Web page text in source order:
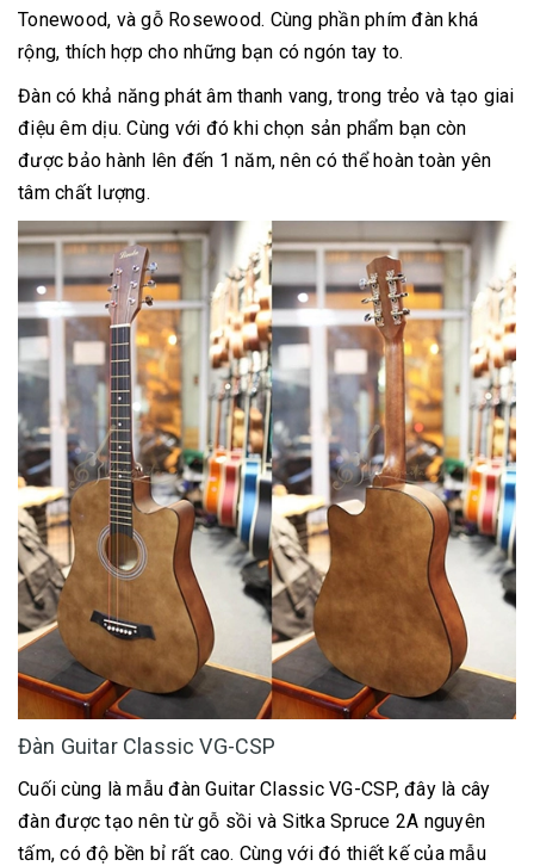
Tonewood, và gỗ Rosewood. Cùng phần phím đàn khá
rộng, thích hợp cho những bạn có ngón tay to.
Đàn có khả năng phát âm thanh vang, trong trẻo và tạo giai
điệu êm dịu. Cùng với đó khi chọn sản phẩm bạn còn
được bảo hành lên đến 1 năm, nên có thể hoàn toàn yên
tâm chất lượng.
Đàn Guitar Classic VG-CSP
Cuối cùng là mẫu đàn Guitar Classic VG-CSP, đây là cây
đàn được tạo nên từ gỗ sồi và Sitka Spruce 2A nguyên
tấm, có độ bền bỉ rất cao. Cùng với đó thiết kế của mẫu